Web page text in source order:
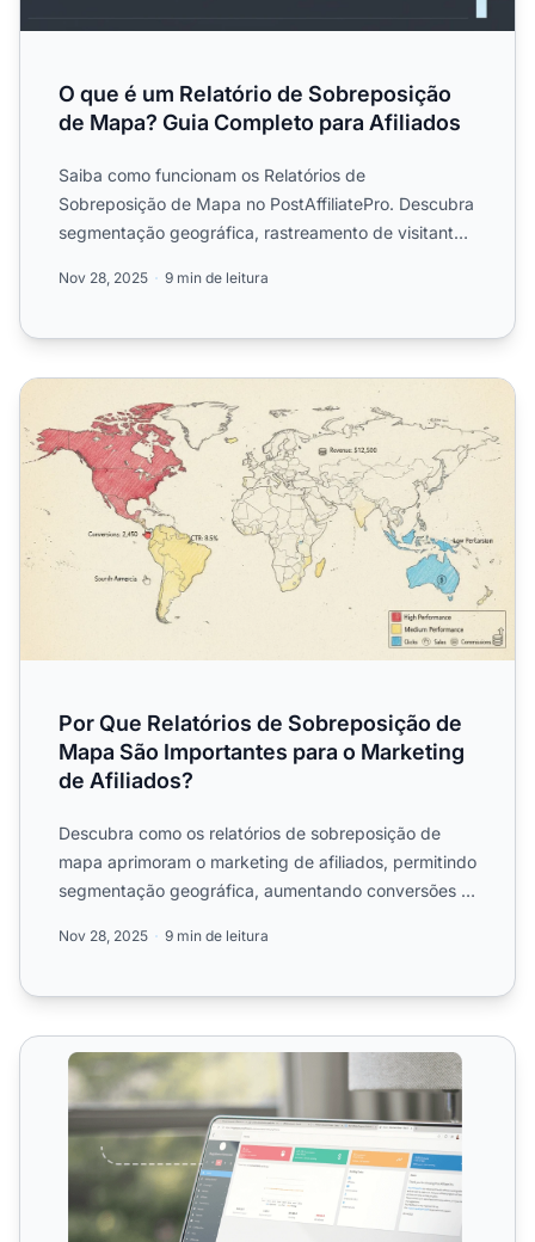
O que é um Relatório de Sobreposição
de Mapa? Guia Completo para Afiliados
Saiba como funcionam os Relatórios de
Sobreposição de Mapa no PostAffiliatePro. Descubra
segmentação geográfica, rastreamento de visitantes
Nov 28, 2025 9 min de leitura
Por Que Relatórios de Sobreposição de Mapa São
Por Que Relatórios de Sobreposição de
Mapa São Importantes para o Marketing
de Afiliados?
Descubra como os relatórios de sobreposição de
mapa aprimoram o marketing de afiliados, permitindo
segmentação geográfica, aumentando conversões e
Nov 28, 2025 9 min de leitura
Relatórios